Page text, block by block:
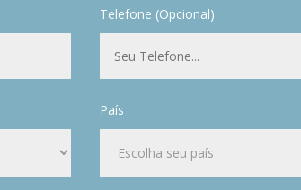
Telefone (Opcional)
País